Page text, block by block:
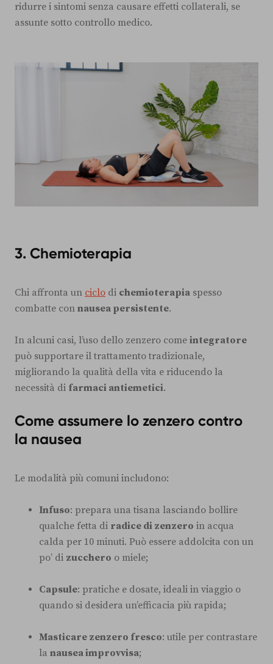
ridurre i sintomi senza causare effetti collaterali, se
assunte sotto controllo medico.
3. Chemioterapia
Chi affronta un ciclo di chemioterapia spesso
combatte con nausea persistente.
In alcuni casi, l’uso dello zenzero come integratore
può supportare il trattamento tradizionale,
migliorando la qualità della vita e riducendo la
necessità di farmaci antiemetici.
Come assumere lo zenzero contro
la nausea
Le modalità più comuni includono:
Infuso: prepara una tisana lasciando bollire
qualche fetta di radice di zenzero in acqua
calda per 10 minuti. Può essere addolcita con un
po’ di zucchero o miele;
Capsule: pratiche e dosate, ideali in viaggio o
quando si desidera un’efficacia più rapida;
Masticare zenzero fresco: utile per contrastare
la nausea improvvisa;